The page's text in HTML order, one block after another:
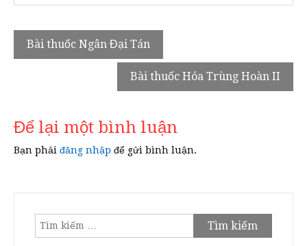
Điều
hướng
Bài thuốc Ngân Đại Tán
Bài thuốc Hóa Trùng Hoàn II
Để lại một bình luận
Bạn phải đăng nhập để gửi bình luận.
Tìm
kiếm